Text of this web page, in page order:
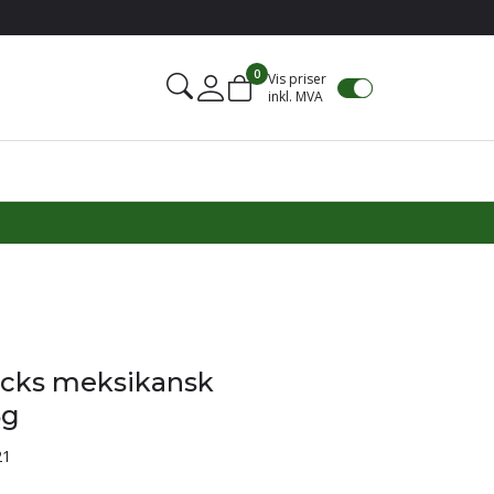
Mine sider
0 Vis priser
inkl. MVA
meksikansk